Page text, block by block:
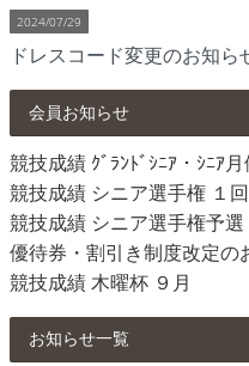
2024/07/29
ドレスコード変更のお知ら
会員お知らせ
競技成績 ｸﾞﾗﾝﾄﾞｼﾆｱ・ｼﾆｱ
競技成績 シニア選手権 １
競技成績 シニア選手権予
優待券・割引き制度改定の
競技成績 木曜杯 ９月
お知らせ一覧